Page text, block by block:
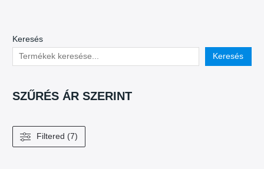
Keresés
Keresés
SZŰRÉS ÁR SZERINT
Filtered (7)